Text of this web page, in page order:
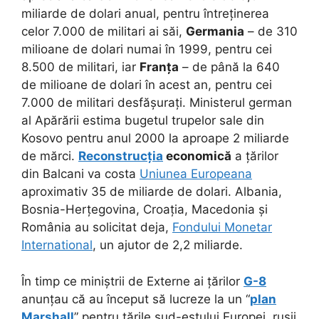
miliarde de dolari anual, pentru întreținerea
celor 7.000 de militari ai săi, Germania – de 310
milioane de dolari numai în 1999, pentru cei
8.500 de militari, iar Franța – de până la 640
de milioane de dolari în acest an, pentru cei
7.000 de militari desfășurați. Ministerul german
al Apărării estima bugetul trupelor sale din
Kosovo pentru anul 2000 la aproape 2 miliarde
de mărci. Reconstrucția economică a țărilor
din Balcani va costa Uniunea Europeana
aproximativ 35 de miliarde de dolari. Albania,
Bosnia-Herțegovina, Croația, Macedonia și
România au solicitat deja, Fondului Monetar
International, un ajutor de 2,2 miliarde.
În timp ce miniștrii de Externe ai țărilor G-8
anunțau că au început să lucreze la un “plan